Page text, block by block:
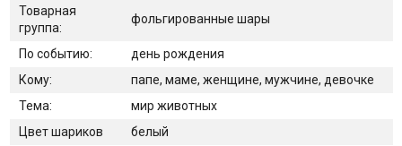
Товарная
группа:
фольгированные шары
По событию:
день рождения
Кому:
папе, маме, женщине, мужчине, девочке
Тема:
мир животных
Цвет шариков
белый